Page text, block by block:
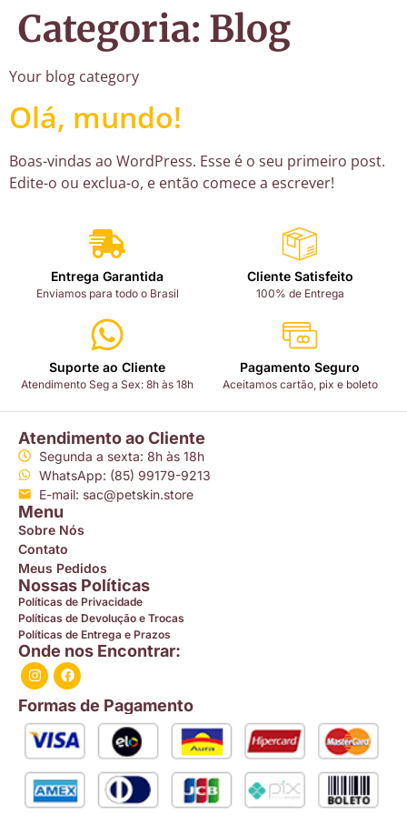
Categoria: Blog
Your blog category
Olá, mundo!
Boas-vindas ao WordPress. Esse é o seu primeiro post.
Edite-o ou exclua-o, e então comece a escrever!
Entrega Garantida
Enviamos para todo o Brasil
Cliente Satisfeito
100% de Entrega
Suporte ao Cliente
Atendimento Seg a Sex: 8h às 18h
Pagamento Seguro
Aceitamos cartão, pix e boleto
Atendimento ao Cliente
Segunda a sexta: 8h às 18h
WhatsApp: (85) 99179-9213
E-mail: sac@petskin.store
Menu
Sobre Nós
Contato
Meus Pedidos
Nossas Políticas
Políticas de Privacidade
Políticas de Devolução e Trocas
Políticas de Entrega e Prazos
Onde nos Encontrar:
Formas de Pagamento